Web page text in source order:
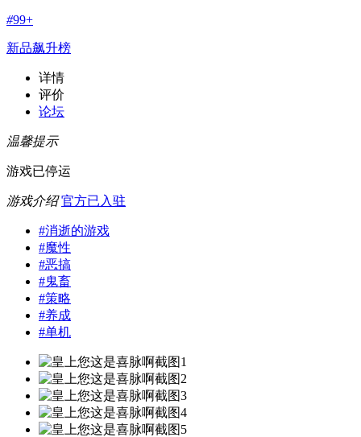
#99+
新品飙升榜
详情
评价
论坛
温馨提示
游戏已停运
游戏介绍 官方已入驻
#消逝的游戏
#魔性
#恶搞
#鬼畜
#策略
#养成
#单机